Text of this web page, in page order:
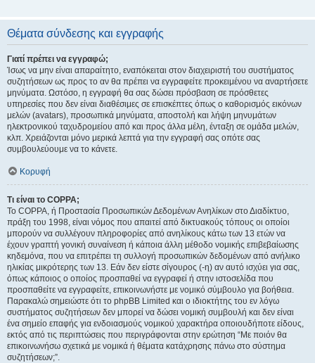
Θέματα σύνδεσης και εγγραφής
Γιατί πρέπει να εγγραφώ;
Ίσως να μην είναι απαραίτητο, εναπόκειται στον διαχειριστή του συστήματος
συζητήσεων ως προς το αν θα πρέπει να εγγραφείτε προκειμένου να αναρτήσετε
μηνύματα. Ωστόσο, η εγγραφή θα σας δώσει πρόσβαση σε πρόσθετες
υπηρεσίες που δεν είναι διαθέσιμες σε επισκέπτες όπως ο καθορισμός εικόνων
μελών (avatars), προσωπικά μηνύματα, αποστολή και λήψη μηνυμάτων
ηλεκτρονικού ταχυδρομείου από και προς άλλα μέλη, ένταξη σε ομάδα μελών,
κλπ. Χρειάζονται μόνο μερικά λεπτά για την εγγραφή σας οπότε σας
συμβουλεύουμε να το κάνετε.
Κορυφή
Τι είναι το COPPA;
Το COPPA, ή Προστασία Προσωπικών Δεδομένων Ανηλίκων στο Διαδίκτυο,
πράξη του 1998, είναι νόμος που απαιτεί από δικτυακούς τόπους οι οποίοι
μπορούν να συλλέγουν πληροφορίες από ανηλίκους κάτω των 13 ετών να
έχουν γραπτή γονική συναίνεση ή κάποια άλλη μέθοδο νομικής επιβεβαίωσης
κηδεμόνα, που να επιτρέπει τη συλλογή προσωπικών δεδομένων από ανήλικο
ηλικίας μικρότερης των 13. Εάν δεν είστε σίγουρος (-η) αν αυτό ισχύει για σας,
όπως κάποιος ο οποίος προσπαθεί να εγγραφεί ή στην ιστοσελίδα που
προσπαθείτε να εγγραφείτε, επικοινωνήστε με νομικό σύμβουλο για βοήθεια.
Παρακαλώ σημειώστε ότι το phpBB Limited και ο ιδιοκτήτης του εν λόγω
συστήματος συζητήσεων δεν μπορεί να δώσει νομική συμβουλή και δεν είναι
ένα σημείο επαφής για ενδοιασμούς νομικού χαρακτήρα οποιουδήποτε είδους,
εκτός από τις περιπτώσεις που περιγράφονται στην ερώτηση “Με ποιόν θα
επικοινωνήσω σχετικά με νομικά ή θέματα κατάχρησης πάνω στο σύστημα
συζητήσεων;”.